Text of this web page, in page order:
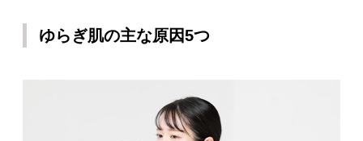
ゆらぎ肌の主な原因5つ